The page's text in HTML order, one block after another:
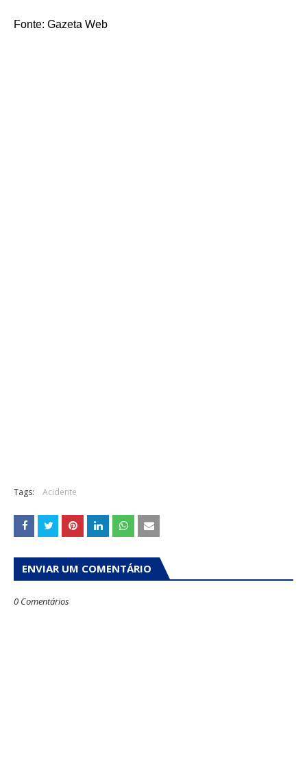
Fonte: Gazeta Web
Tags: Acidente
ENVIAR UM COMENTÁRIO
0 Comentários